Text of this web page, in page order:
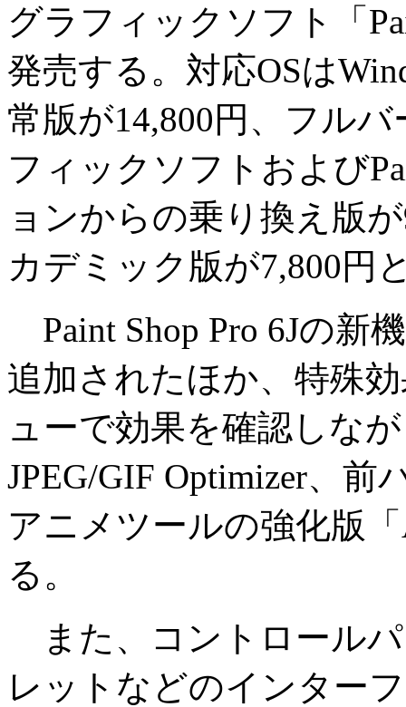
グラフィックソフト「
発売する。対応OSは
常版が14,800円、フル
フィックソフトおよび
ョンからの乗り換え版
カデミック版が7,800円
Paint Shop Pro 6Jの新
追加されたほか、特殊
ューで効果を確認しな
JPEG/GIF Optimizer、
アニメツールの強化版
る。
また、コントロール
レットなどのインター